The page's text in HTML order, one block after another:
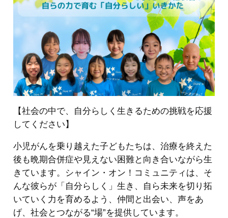
【社会の中で、自分らしく生きるための挑戦を応援
してください】
小児がんを乗り越えた子どもたちは、治療を終えた
後も晩期合併症や見えない困難と向き合いながら生
きています。シャイン・オン！コミュニティは、そ
んな彼らが「自分らしく」生き、自ら未来を切り拓
いていく力を育めるよう、仲間と出会い、声をあ
げ、社会とつながる“場”を提供しています。